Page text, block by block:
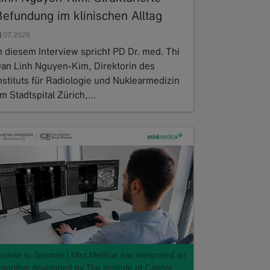
im klinischen Alltag
07.2026
diesem Interview spricht PD Dr. med. Thi
Linh Nguyen-Kim, Direktorin des
für Radiologie und Nuklearmedizin
Stadtspital Zürich,…
to German:] Mint Medical has integrated an